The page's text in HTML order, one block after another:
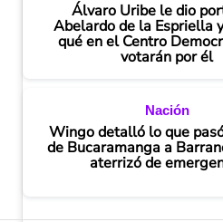
Álvaro Uribe le dio
Abelardo de la Espriella
qué en el Centro
votarán por él
Nación
Wingo detalló lo que
de Bucaramanga a
aterrizó de